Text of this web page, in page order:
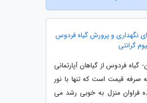
نگهداری و پرورش گیاه فردوس
گرانتی
گیاه فردوس از گیاهان آپارتمانی
صرفه قیمت است که تنها با نور
فراوان منزل به خوبی رشد می